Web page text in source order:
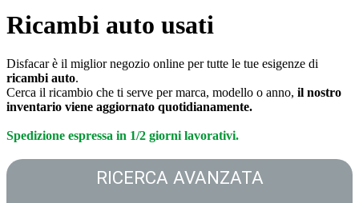
Ricambi auto usati
Disfacar è il miglior negozio online per tutte le tue esigenze di
ricambi auto.
Cerca il ricambio che ti serve per marca, modello o anno, il nostro
inventario viene aggiornato quotidianamente.
Spedizione espressa in 1/2 giorni lavorativi.
RICERCA AVANZATA